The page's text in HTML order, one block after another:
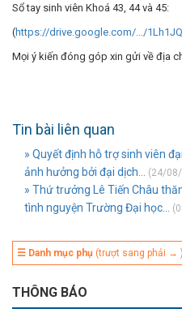
Sổ tay sinh viên Khoá 43, 44 và 45:
(https://drive.google.com/.../
Mọi ý kiến đóng góp xin gửi về địa
Tin bài liên quan
» Quyết định hỗ trợ sinh viên
ảnh hưởng bởi đại dịch...
(24/
» Thứ trưởng Lê Tiến Châu
tình nguyện Trường Đại học...
☰ Danh mục phụ (trượt sang phải → )
THÔNG BÁO